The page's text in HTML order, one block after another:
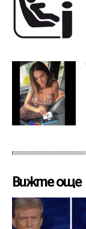
Вижте още